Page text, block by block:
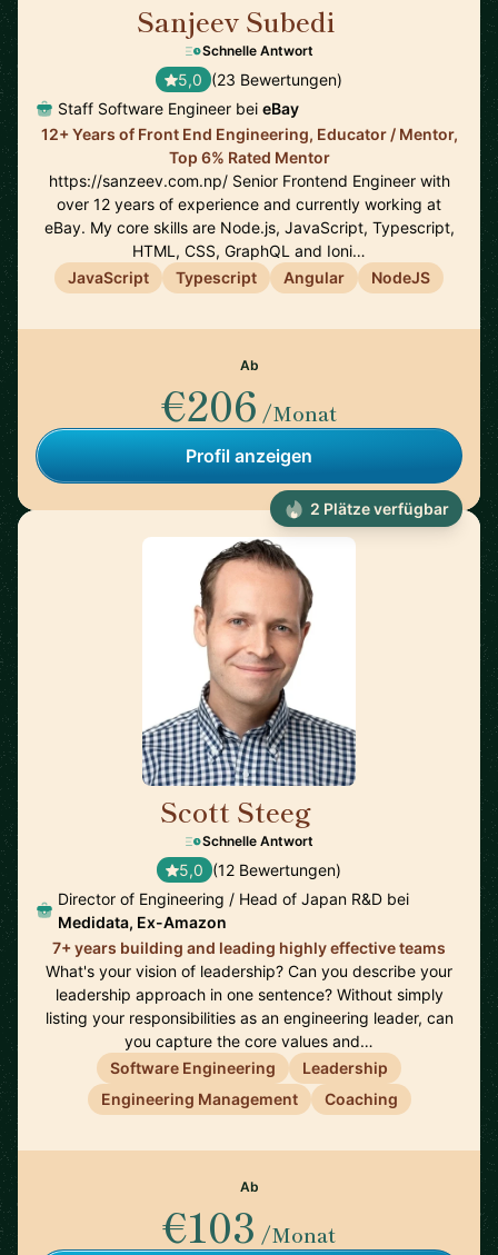
Sanjeev Subedi
Schnelle Antwort
5,0 (23 Bewertungen)
Staff Software Engineer bei eBay
12+ Years of Front End Engineering, Educator / Mentor,
Top 6% Rated Mentor
https://sanzeev.com.np/ Senior Frontend Engineer with
over 12 years of experience and currently working at
eBay. My core skills are Node.js, JavaScript, Typescript,
HTML, CSS, GraphQL and Ioni…
JavaScript
Typescript Angular NodeJS
Ab
€206 /Monat
Profil anzeigen
Scott Steeg
Schnelle Antwort
5,0 (12 Bewertungen)
Director of Engineering / Head of Japan R&D bei
Medidata, Ex-Amazon
7+ years building and leading highly effective teams
What's your vision of leadership? Can you describe your
leadership approach in one sentence? Without simply
listing your responsibilities as an engineering leader, can
you capture the core values and…
Software Engineering
Leadership
Engineering Management
Coaching
Ab
€103 /Monat
2 Plätze verfügbar